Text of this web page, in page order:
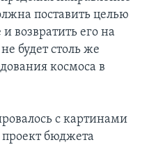
поставить целью
возвратить его на
будет столь же
космоса в
с картинами
бюджета